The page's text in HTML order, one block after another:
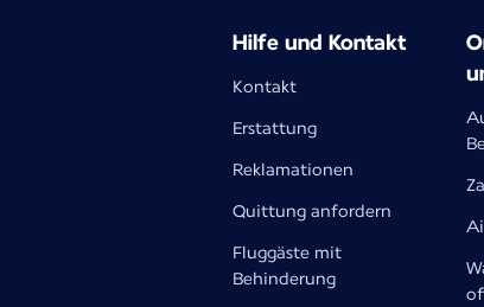
Hilfe und Kontakt
Kontakt
Erstattung
Reklamationen
Quittung anfordern
Fluggäste mit
Behinderung